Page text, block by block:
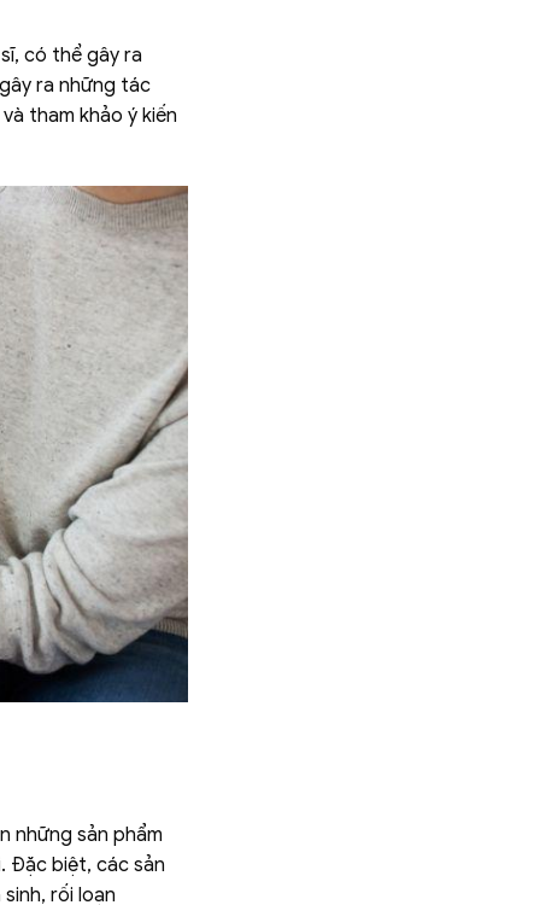
có thể gây ra
ra những tác
tham khảo ý kiến
những sản phẩm
Đặc biệt, các sản
rối loạn